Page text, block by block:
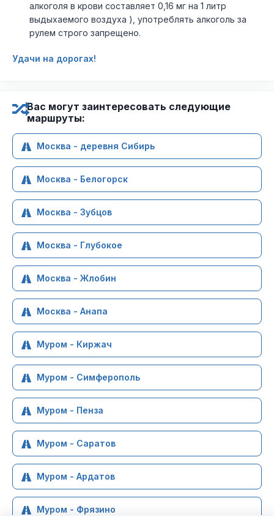
алкоголя в крови составляет 0,16 мг на 1 литр
выдыхаемого воздуха ), употреблять алкоголь за
рулем строго запрещено.
Удачи на дорогах!
Вас могут заинтересовать следующие
маршруты:
Москва - деревня Сибирь
Москва - Белогорск
Москва - Зубцов
Москва - Глубокое
Москва - Жлобин
Москва - Анапа
Муром - Киржач
Муром - Симферополь
Муром - Пенза
Муром - Саратов
Муром - Ардатов
Муром - Фрязино